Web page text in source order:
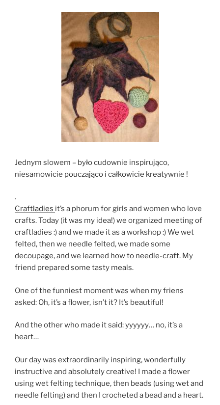
Jednym slowem – było cudownie inspirująco,
niesamowicie pouczająco i całkowicie kreatywnie !
.
Craftladies it’s a phorum for girls and women who love
crafts. Today (it was my idea!) we organized meeting of
craftladies :) and we made it as a workshop :) We wet
felted, then we needle felted, we made some
decoupage, and we learned how to needle-craft. My
friend prepared some tasty meals.
One of the funniest moment was when my friens
asked: Oh, it’s a flower, isn’t it? It’s beautiful!
And the other who made it said: yyyyyy… no, it’s a
heart…
Our day was extraordinarily inspiring, wonderfully
instructive and absolutely creative! I made a flower
using wet felting technique, then beads (using wet and
needle felting) and then I crocheted a bead and a heart.